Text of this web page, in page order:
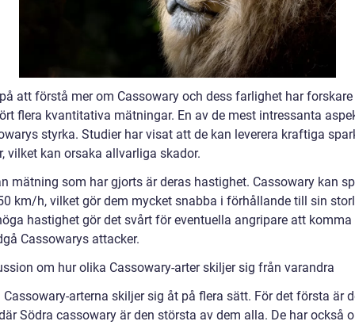
att förstå mer om Cassowary och dess farlighet har forskare
flera kvantitativa mätningar. En av de mest intressanta
styrka. Studier har visat att de kan leverera kraftiga
vilket kan orsaka allvarliga skador.
mätning som har gjorts är deras hastighet. Cassowary kan
km/h, vilket gör dem mycket snabba i förhållande till sin
hastighet gör det svårt för eventuella angripare att
Cassowarys attacker.
om hur olika Cassowary-arter skiljer sig från varandra
Cassowary-arterna skiljer sig åt på flera sätt. För det första är
Södra cassowary är den största av dem alla. De har också